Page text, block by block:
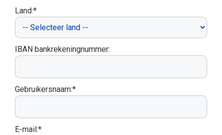
Land:*
IBAN bankrekeningnummer:
Gebruikersnaam:*
E-mail:*